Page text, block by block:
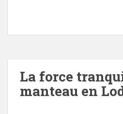
La force
manteau en